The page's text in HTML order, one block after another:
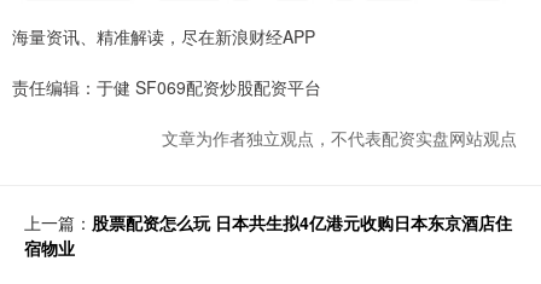
海量资讯、精准解读，尽在新浪财经APP
责任编辑：于健 SF069配资炒股配资平台
文章为作者独立观点，不代表配资实盘网站观点
上一篇： 股票配资怎么玩 日本共生拟4亿港元收购日本东京酒店住
宿物业